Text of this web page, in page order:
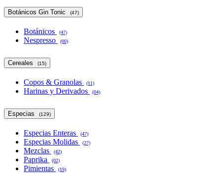
Botánicos Gin Tonic (47)
Botánicos (47)
Nespresso (00)
Cereales (15)
Copos & Granolas (11)
Harinas y Derivados (04)
Especias (129)
Especias Enteras (47)
Especias Molidas (27)
Mezclas (42)
Paprika (02)
Pimientas (19)